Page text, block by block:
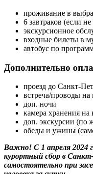
проживание в
6 завтраков (если
экскурсионное
входные билеты в
автобус по
Дополнительно
проезд до Санкт-
встреча/проводы на
доп. ночи
камера хранения на
доп. экскурсии (по
обеды и ужины
Важно! С 1 апреля 2024
курортный сбор в
самостоятельно при